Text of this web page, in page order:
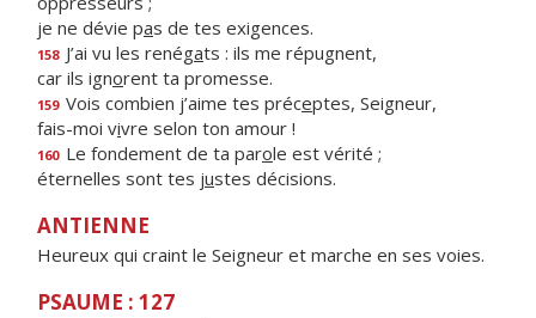
je ne dévie pas de tes exigences.
158 J’ai vu les renégats : ils me répugnent,
car ils ignorent ta promesse.
159 Vois combien j’aime tes préceptes, Seigneur,
fais-moi vivre selon ton amour !
160 Le fondement de ta parole est vérité ;
éternelles sont tes justes décisions.
ANTIENNE
Heureux qui craint le Seigneur et marche en ses voies.
PSAUME : 127